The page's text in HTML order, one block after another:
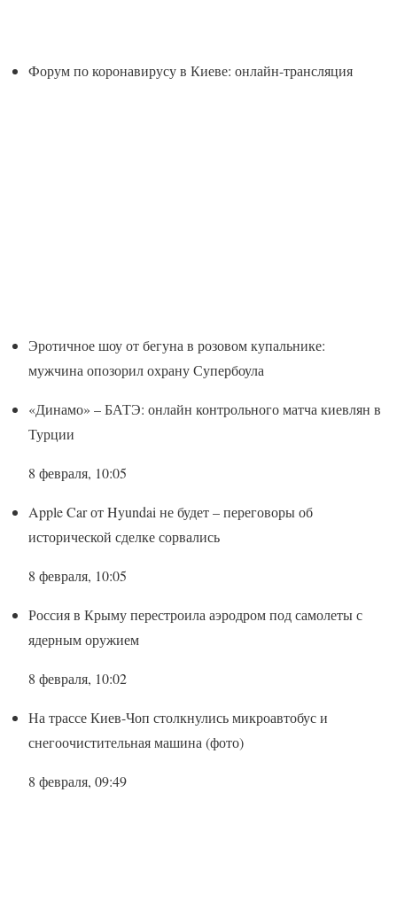
Форум по коронавирусу в Киеве: онлайн-трансляция
Эротичное шоу от бегуна в розовом купальнике:
мужчина опозорил охрану Супербоула
«Динамо» – БАТЭ: онлайн контрольного матча киевлян в
Турции
8 февраля, 10:05
Apple Car от Hyundai не будет – переговоры об
исторической сделке сорвались
8 февраля, 10:05
Россия в Крыму перестроила аэродром под самолеты с
ядерным оружием
8 февраля, 10:02
На трассе Киев-Чоп столкнулись микроавтобус и
снегоочистительная машина (фото)
8 февраля, 09:49